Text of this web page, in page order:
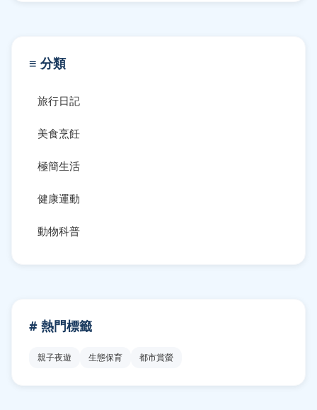
≡ 分類
旅行日記
美食烹飪
極簡生活
健康運動
動物科普
# 熱門標籤
親子夜遊 生態保育 都市賞螢